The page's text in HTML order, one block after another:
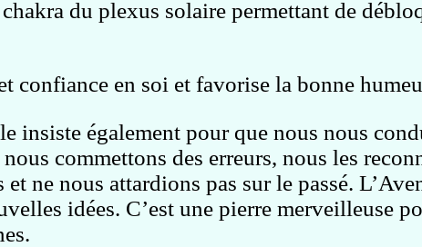
chakra du plexus solaire permettant de
confiance en soi et favorise la bonne
insiste également pour que nous nous
commettons des erreurs, nous les
ne nous attardions pas sur le passé.
idées. C’est une pierre merveilleuse